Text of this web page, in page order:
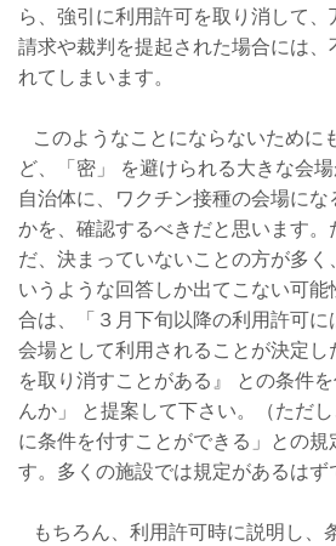
ら、強引に利用許可を取り消して
請求や裁判を提起された場合には、
れてしまいます。
このようなことにならないために
ど、「密」 を避けられる大きな会場
自治体に、ワクチン接種の会場にな
かを、確認するべきだと思います。
だ、決まっていないことの方が多く
いうような回答しか出てこない可
合は、「３月下旬以降の利用許可に
会場として利用されることが決定
を取り消すことがある』 との条件
んか」 と提案して下さい。（ただ
に条件を付すことができる」との
す。多くの施設では規定があるはず
もちろん、利用許可時に説明し、